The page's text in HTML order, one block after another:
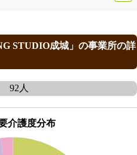
STUDIO成城」の事業所の詳
92人
介護度分布